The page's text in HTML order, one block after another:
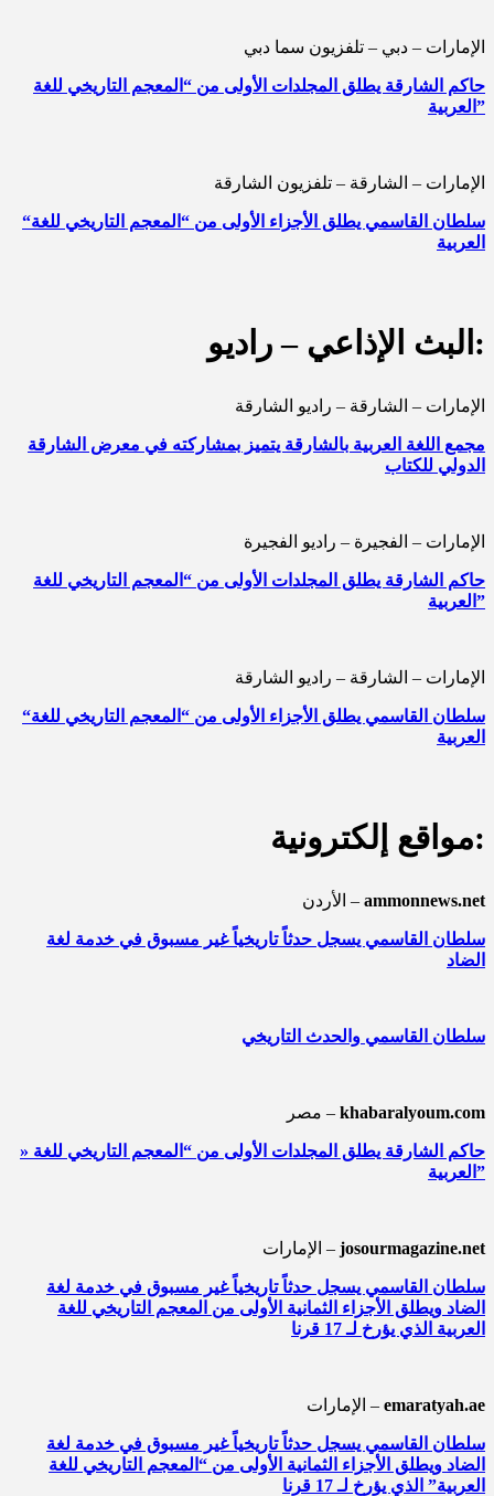
الإمارات – دبي – تلفزيون سما دبي
حاكم الشارقة يطلق المجلدات الأولى من “المعجم التاريخي للغة
العربية”
الإمارات – الشارقة – تلفزيون الشارقة
“سلطان القاسمي يطلق الأجزاء الأولى من “المعجم التاريخي للغة
العربية
البث الإذاعي – راديو:
الإمارات – الشارقة – راديو الشارقة
مجمع اللغة العربية بالشارقة يتميز بمشاركته في معرض الشارقة
الدولي للكتاب
الإمارات – الفجيرة – راديو الفجيرة
حاكم الشارقة يطلق المجلدات الأولى من “المعجم التاريخي للغة
العربية”
الإمارات – الشارقة – راديو الشارقة
“سلطان القاسمي يطلق الأجزاء الأولى من “المعجم التاريخي للغة
العربية
مواقع إلكترونية:
الأردن – ammonnews.net
سلطان القاسمي يسجل حدثاً تاريخياً غير مسبوق في خدمة لغة
الضاد
سلطان القاسمي والحدث التاريخي
مصر – khabaralyoum.com
» حاكم الشارقة يطلق المجلدات الأولى من “المعجم التاريخي للغة
العربية”
الإمارات – josourmagazine.net
سلطان القاسمي يسجل حدثاً تاريخياً غير مسبوق في خدمة لغة
الضاد ويطلق الأجزاء الثمانية الأولى من المعجم التاريخي للغة
العربية الذي يؤرخ لـ 17 قرنا
الإمارات – emaratyah.ae
سلطان القاسمي يسجل حدثاً تاريخياً غير مسبوق في خدمة لغة
الضاد ويطلق الأجزاء الثمانية الأولى من “المعجم التاريخي للغة
العربية” الذي يؤرخ لـ 17 قرنا